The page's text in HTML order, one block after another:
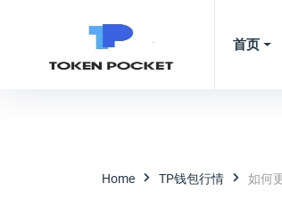
首页
Home TP钱包行情 如何